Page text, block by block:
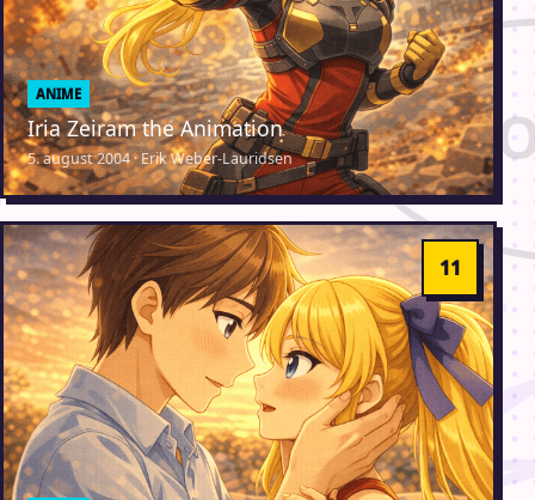
ANIME
Iria Zeiram the Animation
5. august 2004 · Erik Weber-Lauridsen